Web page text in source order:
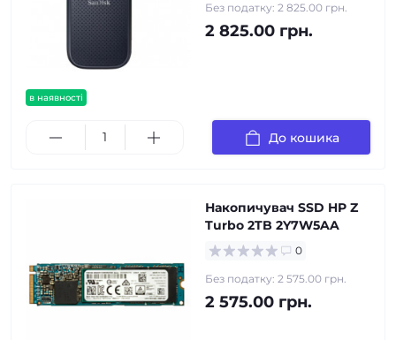
в наявності
Без податку: 2 825.00 грн.
2 825.00 грн.
До кошика
Накопичувач SSD HP Z
Turbo 2TB 2Y7W5AA
0
Без податку: 2 575.00 грн.
2 575.00 грн.